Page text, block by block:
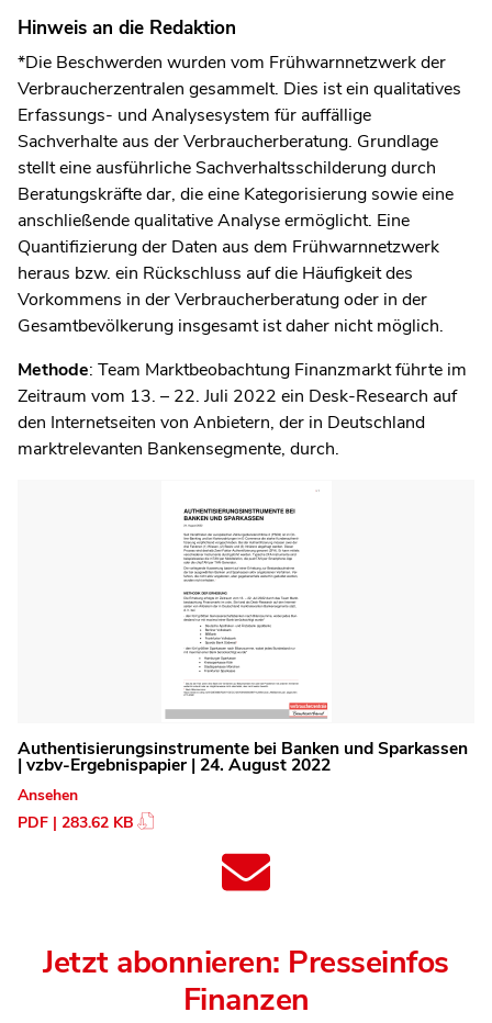
Hinweis an die Redaktion
*Die Beschwerden wurden vom Frühwarnnetzwerk der
Verbraucherzentralen gesammelt. Dies ist ein qualitatives
Erfassungs- und Analysesystem für auffällige
Sachverhalte aus der Verbraucherberatung. Grundlage
stellt eine ausführliche Sachverhaltsschilderung durch
Beratungskräfte dar, die eine Kategorisierung sowie eine
anschließende qualitative Analyse ermöglicht. Eine
Quantifizierung der Daten aus dem Frühwarnnetzwerk
heraus bzw. ein Rückschluss auf die Häufigkeit des
Vorkommens in der Verbraucherberatung oder in der
Gesamtbevölkerung insgesamt ist daher nicht möglich.
Methode: Team Marktbeobachtung Finanzmarkt führte im
Zeitraum vom 13. – 22. Juli 2022 ein Desk-Research auf
den Internetseiten von Anbietern, der in Deutschland
marktrelevanten Bankensegmente, durch.
Authentisierungsinstrumente bei Banken und Sparkassen
| vzbv-Ergebnispapier | 24. August 2022
Ansehen
PDF | 283.62 KB
Jetzt abonnieren: Presseinfos
Finanzen